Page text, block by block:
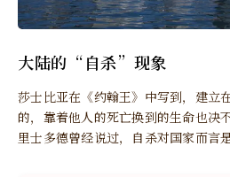
大陆的“自杀”现象
莎士比亚在《约翰王》中写到，建立
的，靠着他人的死亡换到的生命也决
里士多德曾经说过，自杀对国家而言